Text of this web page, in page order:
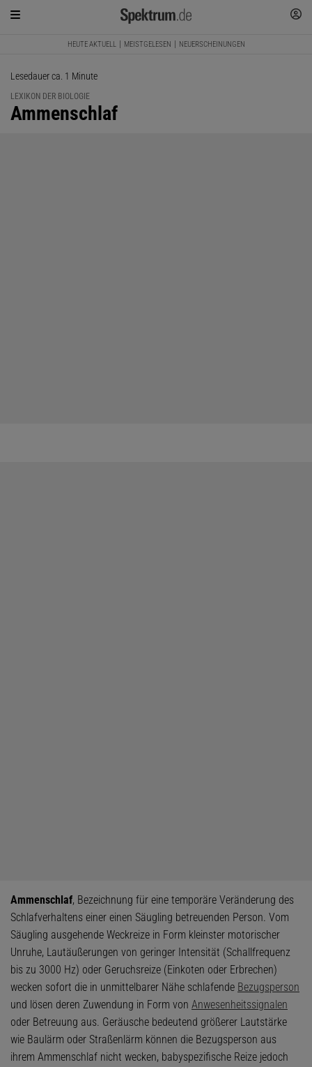
HEUTE AKTUELL MEISTGELESEN NEUERSCHEINUNGEN
Lesedauer ca. 1 Minute
LEXIKON DER BIOLOGIE
:
Ammenschlaf
Ammenschlaf, Bezeichnung für eine temporäre Veränderung des
Schlafverhaltens einer einen Säugling betreuenden Person. Vom
Säugling ausgehende Weckreize in Form kleinster motorischer
Unruhe, Lautäußerungen von geringer Intensität (Schallfrequenz
bis zu 3000 Hz) oder Geruchsreize (Einkoten oder Erbrechen)
wecken sofort die in unmittelbarer Nähe schlafende Bezugsperson
und lösen deren Zuwendung in Form von Anwesenheitssignalen
oder Betreuung aus. Geräusche bedeutend größerer Lautstärke
wie Baulärm oder Straßenlärm können die Bezugsperson aus
ihrem Ammenschlaf nicht wecken, babyspezifische Reize jedoch